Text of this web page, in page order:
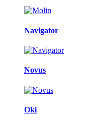
Navigator
Novus
Oki